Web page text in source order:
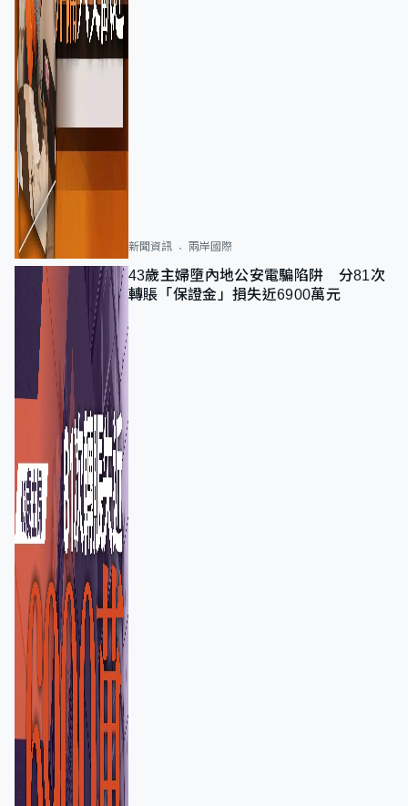
新聞資訊 兩岸國際
43歲主婦墮內地公安電騙陷阱 分81次
轉賬「保證金」損失近6900萬元